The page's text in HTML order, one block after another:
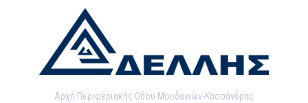
Αρχή Περιφεριακής Οδού Μουδανιών-Κασσάνδρας